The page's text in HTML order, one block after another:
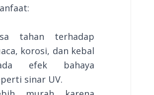
tahan terhadap
korosi, dan kebal
efek bahaya
sinar UV.